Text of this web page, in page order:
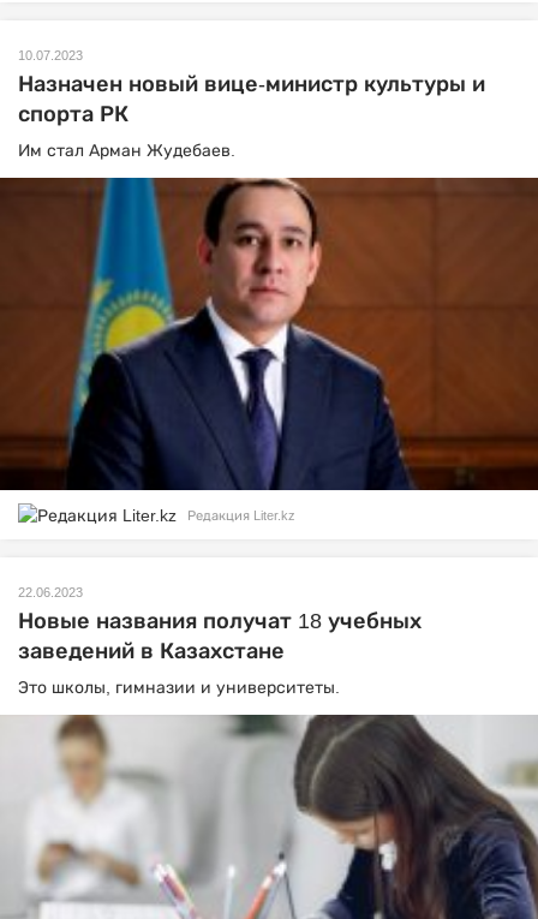
10.07.2023
Назначен новый вице-министр культуры и
спорта РК
Им стал Арман Жудебаев.
Редакция Liter.kz
22.06.2023
Новые названия получат 18 учебных
заведений в Казахстане
Это школы, гимназии и университеты.